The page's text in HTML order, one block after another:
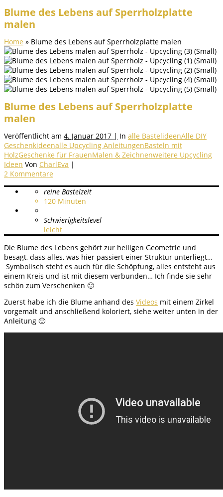
Blume des Lebens auf Sperrholzplatte
malen
Home » Blume des Lebens auf Sperrholzplatte malen
Blume des Lebens auf Sperrholzplatte
malen
Veröffentlicht am 4. Januar 2017 | In alle BastelideenAlle DIY
Geschenkideenalle Upcycling AnleitungenBasteln mit
HolzGeschenke für FrauenMalen & Zeichnenweitere Upcycling
Ideen Von CharlEva |
2 Kommentare
reine Bastelzeit
120 Minuten
Schwierigkeitslevel
leicht
Die Blume des Lebens gehört zur heiligen Geometrie und
besagt, dass alles, was hier passiert einer Struktur unterliegt…
Symbolisch steht es auch für die Schöpfung, alles entsteht aus
einem Kreis und ist mit diesem verbunden… Ich finde sie sehr
schön zum Verschenken 🙂
Zuerst habe ich die Blume anhand des Videos mit einem Zirkel
vorgemalt und anschließend koloriert, siehe weiter unten in der
Anleitung 🙂